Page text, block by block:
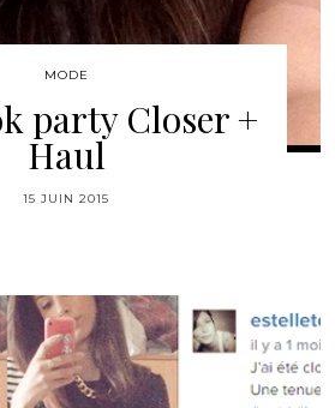
MODE
party Closer +
Haul
15 JUIN 2015